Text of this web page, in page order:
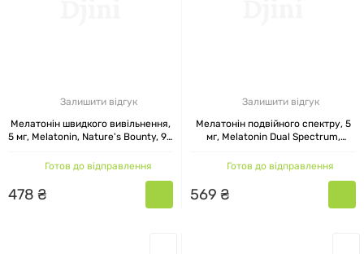
Залишити відгук
Мелатонін швидкого вивільнення,
5 мг, Melatonin, Nature's Bounty, 90
Готов до відправлення
478 ₴
Залишити відгук
Мелатонін подвійного спектру, 5
мг, Melatonin Dual Spectrum,
Готов до відправлення
569 ₴